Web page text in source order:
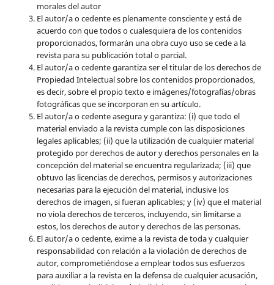
morales del autor
El autor/a o cedente es plenamente consciente y está de
acuerdo con que todos o cualesquiera de los contenidos
proporcionados, formarán una obra cuyo uso se cede a la
revista para su publicación total o parcial.
El autor/a o cedente garantiza ser el titular de los derechos de
Propiedad Intelectual sobre los contenidos proporcionados,
es decir, sobre el propio texto e imágenes/fotografías/obras
fotográficas que se incorporan en su artículo.
El autor/a o cedente asegura y garantiza: (i) que todo el
material enviado a la revista cumple con las disposiciones
legales aplicables; (ii) que la utilización de cualquier material
protegido por derechos de autor y derechos personales en la
concepción del material se encuentra regularizada; (iii) que
obtuvo las licencias de derechos, permisos y autorizaciones
necesarias para la ejecución del material, inclusive los
derechos de imagen, si fueran aplicables; y (iv) que el material
no viola derechos de terceros, incluyendo, sin limitarse a
estos, los derechos de autor y derechos de las personas.
El autor/a o cedente, exime a la revista de toda y cualquier
responsabilidad con relación a la violación de derechos de
autor, comprometiéndose a emplear todos sus esfuerzos
para auxiliar a la revista en la defensa de cualquier acusación,